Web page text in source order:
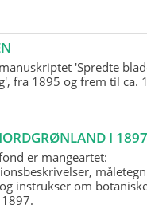
'Spredte
fra 1895 og frem til ca.
I
er mangeartet:
instrukser om